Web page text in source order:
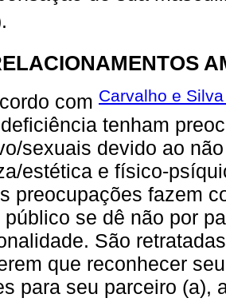
com Carvalho e
tenham
sexuais devido ao
estética e físico-
preocupações fazem
público se dê não por
São
que reconhecer
para seu parceiro (a),